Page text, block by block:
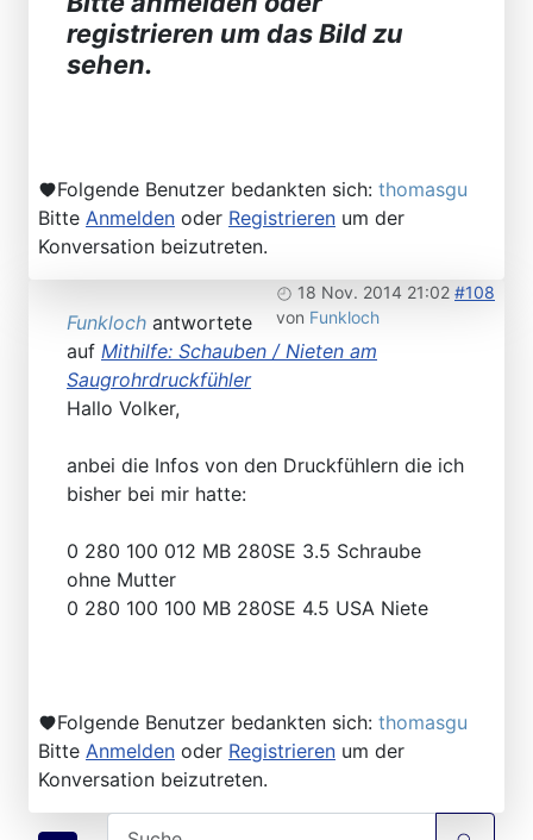
registrieren um das Bild zu
sehen.
Folgende Benutzer bedankten sich: thomasgu
Bitte Anmelden oder Registrieren um der
Konversation beizutreten.
18 Nov. 2014 21:02 #108
von Funkloch
Funkloch antwortete
auf Mithilfe: Schauben / Nieten am
Saugrohrdruckfühler
Hallo Volker,
anbei die Infos von den Druckfühlern die ich
bisher bei mir hatte:
0 280 100 012 MB 280SE 3.5 Schraube
ohne Mutter
0 280 100 100 MB 280SE 4.5 USA Niete
Folgende Benutzer bedankten sich: thomasgu
Bitte Anmelden oder Registrieren um der
Konversation beizutreten.